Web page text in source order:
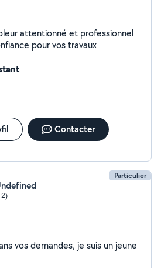
attentionné et professionnel
pour vos travaux
Contacter
Particulier
2)
vos demandes, je suis un jeune